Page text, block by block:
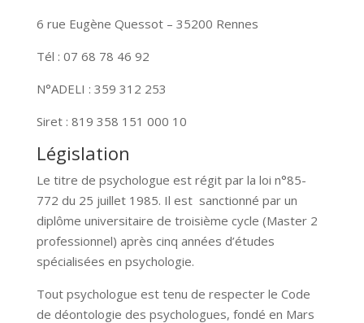
6 rue Eugène Quessot – 35200 Rennes
Tél : 07 68 78 46 92
N°ADELI : 359 312 253
Siret : 819 358 151 000 10
Législation
Le titre de psychologue est régit par la loi n°85-
772 du 25 juillet 1985. Il est sanctionné par un
diplôme universitaire de troisième cycle (Master 2
professionnel) après cinq années d’études
spécialisées en psychologie.
Tout psychologue est tenu de respecter le Code
de déontologie des psychologues, fondé en Mars